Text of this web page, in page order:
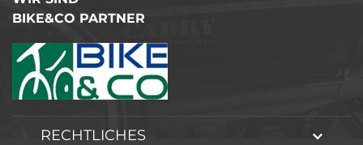
BIKE&CO PARTNER
RECHTLICHES